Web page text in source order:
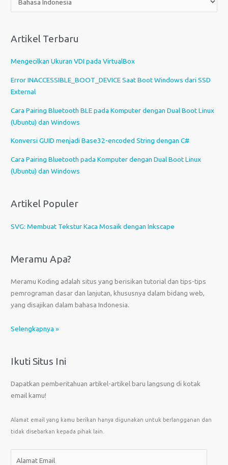
h
b
u
h
b
a
a
s
Artikel Terbaru
Mengecilkan Ukuran VDI pada VirtualBox
Error INACCESSIBLE_BOOT_DEVICE Saat Boot Windows dari SSD
External
Cara Pairing Bluetooth BLE pada Komputer dengan Dual Boot Linux
(Ubuntu) dan Windows
Konversi GUID menjadi Base32-encoded String dengan C#
Cara Pairing Bluetooth pada Komputer dengan Dual Boot Linux
(Ubuntu) dan Windows
Artikel Populer
SVG: Membuat Tekstur Kaca Mosaik dengan Inkscape
Meramu Apa?
Meramu Koding adalah situs yang berisikan tutorial dan tips-tips
pemrograman dasar dan lanjutan, khususnya dalam bidang web,
yang disajikan dalam bahasa Indonesia.
Selengkapnya »
Ikuti Situs Ini
Dapatkan pemberitahuan artikel-artikel baru langsung di kotak
email kamu!
Alamat email yang kamu berikan hanya digunakan untuk berlangganan dan
tidak disebarkan kepada pihak lain.